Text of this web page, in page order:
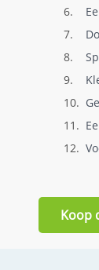
6.
7.
8.
9.
10.
11.
12.
14.
15.
Koop